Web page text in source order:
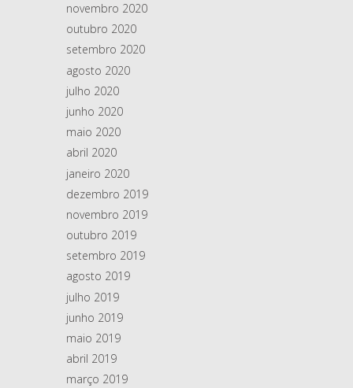
novembro 2020
outubro 2020
setembro 2020
agosto 2020
julho 2020
junho 2020
maio 2020
abril 2020
janeiro 2020
dezembro 2019
novembro 2019
outubro 2019
setembro 2019
agosto 2019
julho 2019
junho 2019
maio 2019
abril 2019
março 2019